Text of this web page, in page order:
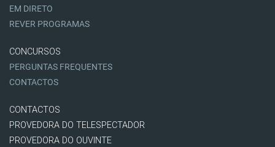
EM DIRETO
REVER PROGRAMAS
CONCURSOS
PERGUNTAS FREQUENTES
CONTACTOS
CONTACTOS
PROVEDORA DO TELESPECTADOR
PROVEDORA DO OUVINTE